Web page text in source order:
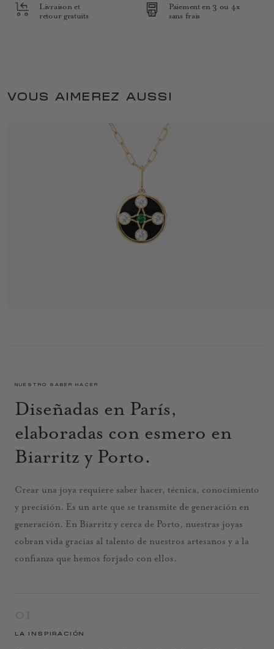
Livraison et
retour gratuits
Paiement en 3 ou 4x
sans frais
VOUS AIMEREZ AUSSI
NUESTRO SABER HACER
Diseñadas en París,
elaboradas con esmero en
Biarritz y Porto.
Crear una joya requiere saber hacer, técnica, conocimiento
y precisión. Es un arte que se transmite de generación en
generación. En Biarritz y cerca de Porto, nuestras joyas
cobran vida gracias al talento de nuestros artesanos y a la
confianza que hemos forjado con ellos.
LA INSPIRACIÓN